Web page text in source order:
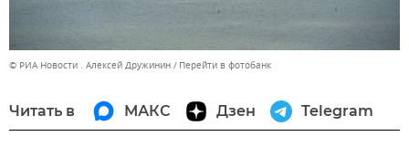
© РИА Новости . Алексей Дружинин Перейти в фотобанк
Читать в МАКС Дзен Telegram